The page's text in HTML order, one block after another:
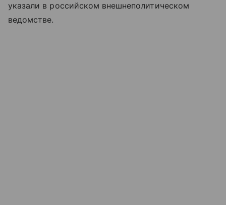
указали в российском внешнеполитическом
ведомстве.